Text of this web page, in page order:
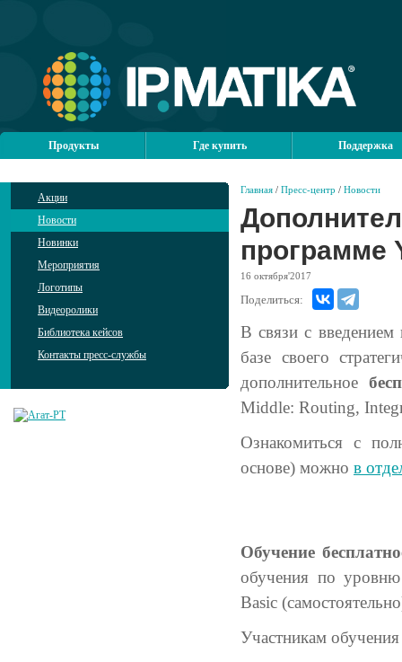
Продукты Где купить Поддержка
Акции
Новости
Новинки
Мероприятия
Логотипы
Видеоролики
Библиотека кейсов
Контакты пресс-службы
Главная / Пресс-центр / Новости
программе
16 октября'2017
Поделиться:
В связи с введением
базе своего
дополнительное
Middle: Routing,
Ознакомиться с
основе) можно в
Обучение
обучения по
Basic
Участникам